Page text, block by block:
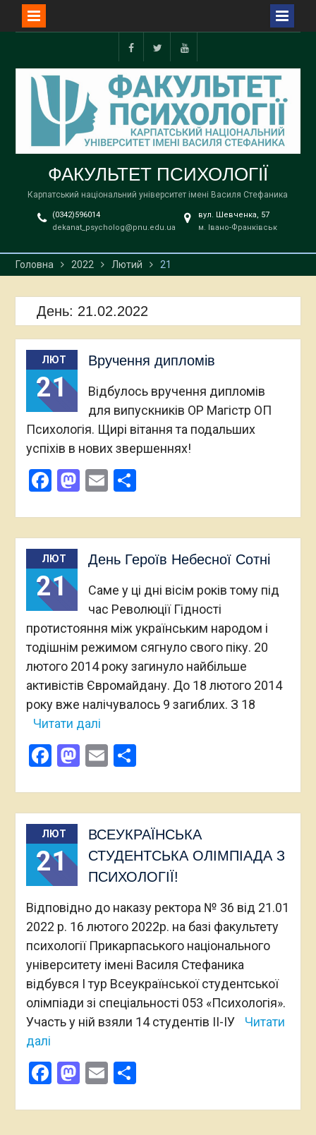
вмісту
FacebookTwitter YouTube
ФАКУЛЬТЕТ ПСИХОЛОГІЇ
Карпатський національний університет імені Василя Стефаника
(0342)596014
dekanat_psycholog@pnu.edu.ua
вул. Шевченка, 57
м. Івано-Франківськ
Головна 2022 Лютий 21
День: 21.02.2022
ЛЮТ
21
Вручення дипломів
Відбулось вручення дипломів
для випускників ОР Магістр ОП
Психологія. Щирі вітання та подальших
успіхів в нових звершеннях!
Facebook
Mastodon
EmailПоділитися
ЛЮТ
21
День Героїв Небесної Сотні
Саме у ці дні вісім років тому під
час Революції Гідності
протистояння між українським народом і
тодішнім режимом сягнуло свого піку. 20
лютого 2014 року загинуло найбільше
активістів Євромайдану. До 18 лютого 2014
року вже налічувалось 9 загиблих. З 18
Читати далі
Facebook
Mastodon
EmailПоділитися
ЛЮТ
21
ВСЕУКРАЇНСЬКА
СТУДЕНТСЬКА ОЛІМПІАДА З
ПСИХОЛОГІЇ!
Відповідно до наказу ректора № 36 від 21.01
2022 р. 16 лютого 2022р. на базі факультету
психології Прикарпаського національного
університету імені Василя Стефаника
відбувся І тур Всеукраїнської студентської
олімпіади зі спеціальності 053 «Психологія».
Участь у ній взяли 14 студентів ІІ-ІУ
Читати
далі
Facebook
Mastodon
EmailПоділитися